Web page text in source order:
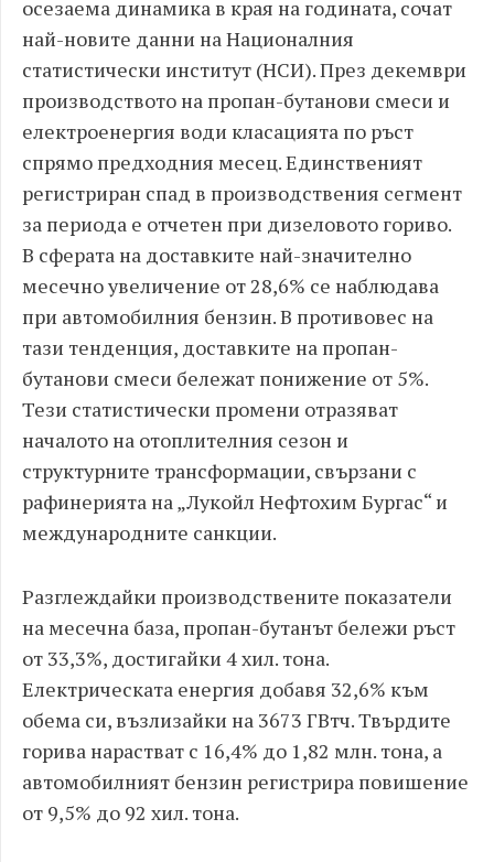
осезаема динамика в края на годината, сочат
най-новите данни на Националния
статистически институт (НСИ). През декември
производството на пропан-бутанови смеси и
електроенергия води класацията по ръст
спрямо предходния месец. Единственият
регистриран спад в производствения сегмент
за периода е отчетен при дизеловото гориво.
В сферата на доставките най-значително
месечно увеличение от 28,6% се наблюдава
при автомобилния бензин. В противовес на
тази тенденция, доставките на пропан-
бутанови смеси бележат понижение от 5%.
Тези статистически промени отразяват
началото на отоплителния сезон и
структурните трансформации, свързани с
рафинерията на „Лукойл Нефтохим Бургас“ и
международните санкции.
Разглеждайки производствените показатели
на месечна база, пропан-бутанът бележи ръст
от 33,3%, достигайки 4 хил. тона.
Електрическата енергия добавя 32,6% към
обема си, възлизайки на 3673 ГВтч. Твърдите
горива нарастват с 16,4% до 1,82 млн. тона, а
автомобилният бензин регистрира повишение
от 9,5% до 92 хил. тона.